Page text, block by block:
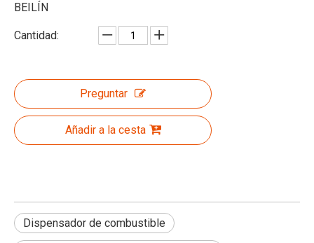
BEILÍN
Cantidad:
Preguntar
Añadir a la cesta
Dispensador de combustible